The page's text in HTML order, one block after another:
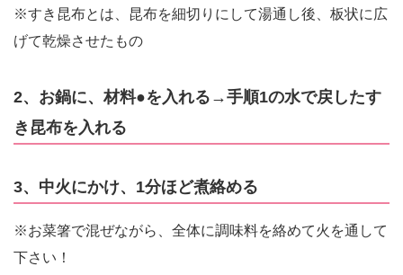
※すき昆布とは、昆布を細切りにして湯通し後、板状に広
げて乾燥させたもの
2、お鍋に、材料●を入れる→手順1の水で戻したす
き昆布を入れる
3、中火にかけ、1分ほど煮絡める
※お菜箸で混ぜながら、全体に調味料を絡めて火を通して
下さい！